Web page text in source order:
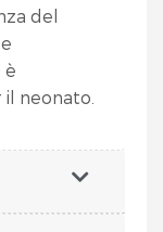
del
è
neonato.